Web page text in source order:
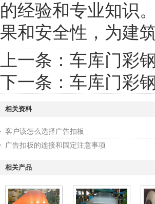
的经验和专业知识
果和安全性，为建
上一条： 车库门彩
下一条： 车库门彩
相关资料
客户该怎么选择广告扣板
广告扣板的连接和固定注意事项
相关产品